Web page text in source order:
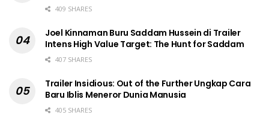
409 SHARES
Joel Kinnaman Buru Saddam Hussein di Trailer
Intens High Value Target: The Hunt for Saddam
407 SHARES
Trailer Insidious: Out of the Further Ungkap Cara
Baru Iblis Meneror Dunia Manusia
405 SHARES